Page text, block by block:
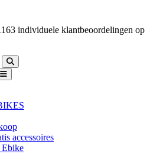
individuele klantbeoordelingen op
accessoires
Ebike